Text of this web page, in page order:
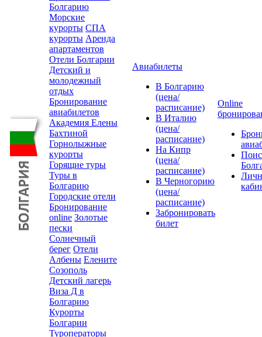
Болгарию
Морские
курорты СПА
курорты Аренда
апартаментов
Отели Болгарии
Детский и
молодежный
отдых
Бронирование
авиабилетов
Академия Елены
Бахтиной
Горнолыжные
курорты
Горящие туры
Туры в
Болгарию
Городские отели
Бронирование
online Золотые
пески
Солнечный
берег Отели
Албены Елените
Созополь
Детский лагерь
Виза Д в
Болгарию
Курорты
Болгарии
Туроператоры
Авиабилеты
В Болгарию
(цена/
расписание)
В Италию
(цена/
расписание)
На Кипр
(цена/
расписание)
В Черногорию
(цена/
расписание)
Забронировать
билет
Online